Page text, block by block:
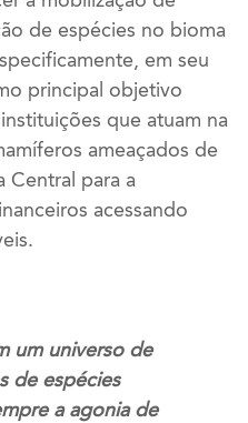
de espécies no bioma
em seu
principal objetivo
que atuam na
ameaçados de
Central para a
acessando
um universo de
de espécies
a agonia de